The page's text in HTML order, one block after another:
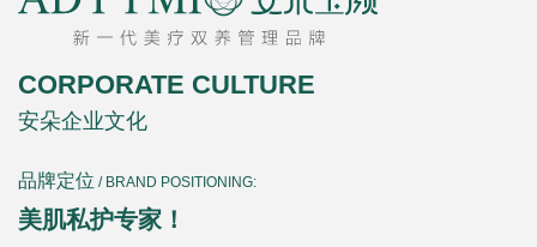
CORPORATE CULTURE
安朵企业文化
品牌定位 / BRAND POSITIONING:
美肌私护专家！